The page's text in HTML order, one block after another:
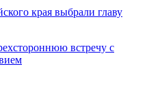
края выбрали главу
встречу с